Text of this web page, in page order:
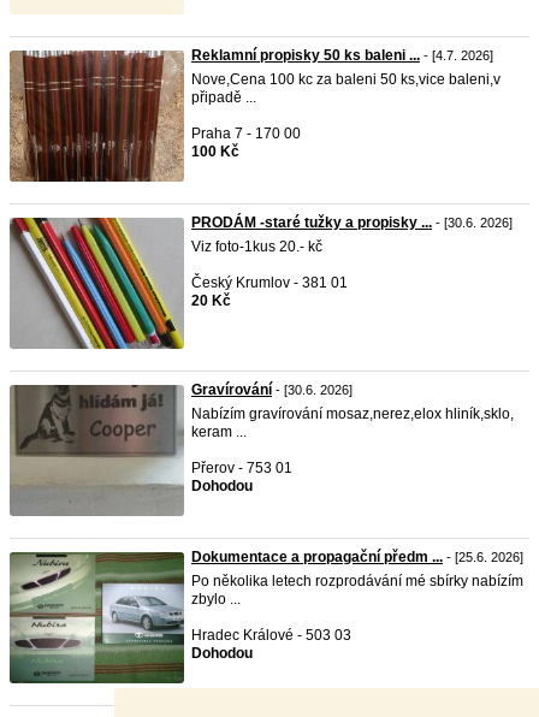
Reklamní propisky 50 ks baleni ... - [4.7. 2026]
Nove,Cena 100 kc za baleni 50 ks,vice baleni,v
připadě ...
Praha 7 - 170 00
100 Kč
PRODÁM -staré tužky a propisky ... - [30.6. 2026]
Viz foto-1kus 20.- kč
Český Krumlov - 381 01
20 Kč
Gravírování - [30.6. 2026]
Nabízím gravírování mosaz,nerez,elox hliník,sklo,
keram ...
Přerov - 753 01
Dohodou
Dokumentace a propagační předm ... - [25.6. 2026]
Po několika letech rozprodávání mé sbírky nabízím
zbylo ...
Hradec Králové - 503 03
Dohodou